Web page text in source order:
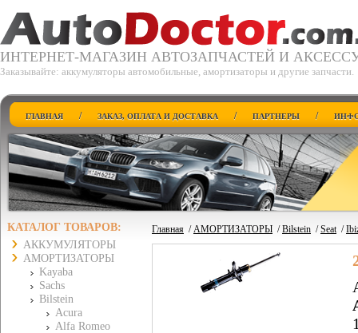
ИНТЕРНЕТ-МАГАЗИН АВТОЗАПЧАСТЕЙ И
Заказывайте: аккумуляторы автомобильные, амортизаторы и другие запчасти.
ГЛАВНАЯ / ЗАКАЗ, ОПЛАТА И ДОСТАВКА / ПАРТНЕРЫ /
КАТАЛОГ ТОВАРОВ:
АККУМУЛЯТОРЫ
АМОРТИЗАТОРЫ
Kayaba
Sachs
Bilstein
Acura
Alfa Romeo
Главная /АМОРТИЗАТОРЫ /Bilstein /Seat/